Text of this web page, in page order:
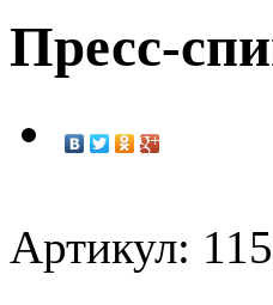
Пресс-
Артикул: